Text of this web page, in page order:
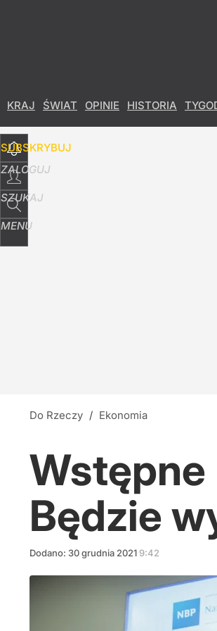
KRAJ ŚWIAT OPINIE HISTORIA
SUBSKRYBUJ
ZALOGUJ
SZUKAJ
MENU
Do Rzeczy / Ekonomia
Wstępne
Będzie
Dodano: 30grudnia 2021 9:42